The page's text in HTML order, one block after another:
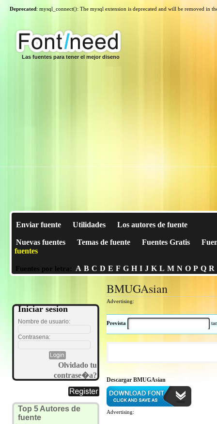
Deprecated: mysql_connect(): The mysql extension is deprecated and will be removed in
Las fuentes para tener el mejor diseno
Enviar fuente Utilidades Los autores de fuente
Nuevas fuentes Temas de fuente Fuentes Gratis
fuentes
Fuentes por letra: A B C D E F G H I J K L M N O P Q R
Iniciar sesion
Nombre de usuario:
Contrasena:
Olvidado tu
contrase�a?
Top 5 Autores de
fuente
BMUGAsian
Advertising:
Prevista
Descargar BMUGAsian
Advertising: